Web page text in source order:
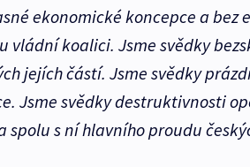
ekonomické koncepce a bez
vládní koalici. Jsme svědky
jejích částí. Jsme svědky
Jsme svědky destruktivnosti
s ní hlavního proudu